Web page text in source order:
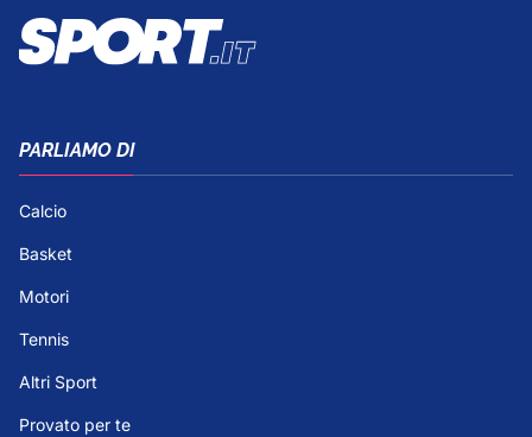
PARLIAMO DI
Calcio
Basket
Motori
Tennis
Altri Sport
Provato per te